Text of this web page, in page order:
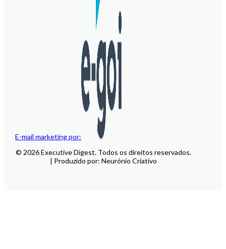
E-mail marketing por:
© 2026 Executive Digest. Todos os direitos reservados.
| Produzido por: Neurónio Criativo